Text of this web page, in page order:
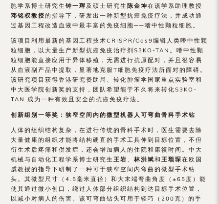
胞学系博士研究生钟一珲 及硕士研究生 陈金坤在该学系助理教授
邓铭权教授的指导下，研发出一种新型抗癌免疫疗法，并成功通
过基因工程改造血液中最丰富的免疫细胞──嗜中性颗粒细胞。
该项目利用最新的基因工程技术CRISPR/Cas9编辑人类嗜中性颗
粒细胞，以大量生产新型抗癌免疫治疗剂S3KO-TAN。嗜中性颗
粒细胞能直接应用于异体移殖，无需进行抗原配对，并且很容易
从血液副产品中提取，显著地克服T细胞免疫疗法所面对的障碍。
该研究项目获得香港研究资助局、转化肿瘤学国家重点实验室和
中大医学院创新奖的支持，团队希望能于不久将来转化S3KO-
TAN 成为一种有效且安全的抗癌免疫疗法。
创新组别一等奖：狭窄空间内的微型机器人可弯曲骨科手术钻
人体的组织结构复杂，在进行传统的骨科手术时，医生需要去除
大量健康的组织才能将结构硬直的手术工具伸到目标位置，不但
衍生术后疼痛和併发症，还会增加病人的住院和康復时间。中大
机械与自动化工程学系博士研究生王岩 、林洪斌和王顼琛在欧国
威教授的指导下研制了一种可于狭窄空间内弯曲的微型手术钻
头。其微型尺寸（4.5毫米直径）和大末端弯曲角度（±65度）能
使其通过微小创口，绕过人体部分组织结构到达目标手术位置，
以减小对病人的伤害。该可弯曲钻头可用于轻巧（200克）的手